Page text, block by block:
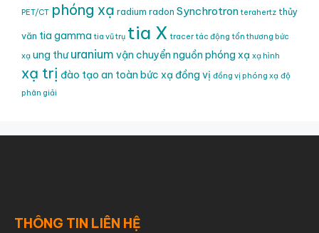
PET/CT phóng xạ radium radon Synchrotron terahertz thủy
văn tia gamma tia vũ trụ tia X tracer tác động tổn thương bức
xạ ung thư uranium vận chuyển nguồn phóng xạ xạ hình
xạ trị đào tạo an toàn bức xạ đồng vị đồng vị phóng xạ độ
phân giải
THÔNG TIN LIÊN HỆ